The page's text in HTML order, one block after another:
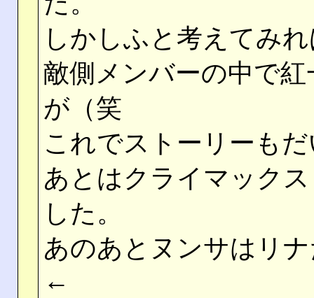
しかしふと考えてみ
敵側メンバーの中で
が（笑
これでストーリーも
あとはクライマック
した。
あのあとヌンサはリ
←